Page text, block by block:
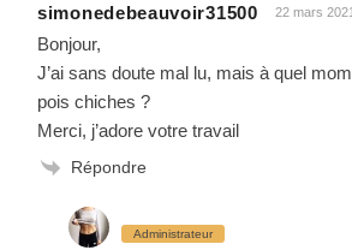
simonedebeauvoir31500 22 mars
Bonjour,
J’ai sans doute mal lu, mais à quel
pois chiches ?
Merci, j’adore votre travail
Répondre
Administrateur